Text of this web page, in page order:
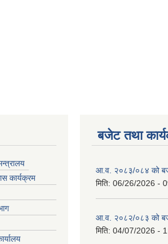
कार्यक्रम
बजेट तथा
आ.व. २०८३/०८४ को
मिति: 06/26/2026 -
आ.व. २०८२/०८३ को
मिति: 04/07/2026 -